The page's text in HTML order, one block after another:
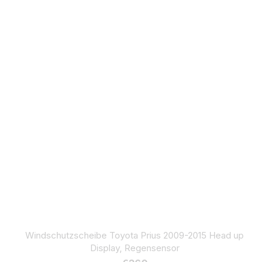
Windschutzscheibe Toyota Prius 2009-2015 Head up
Display, Regensensor